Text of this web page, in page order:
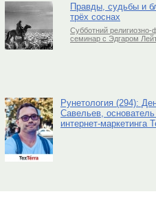
Правды, судьбы и
трёх соснах
Субботний
семинар с Эдгаром
Рунетология (294):
Савельев, основатель
интернет-маркетинга